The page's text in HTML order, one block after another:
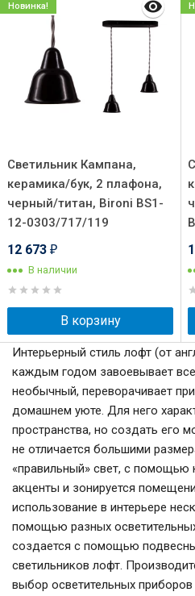
Светильник Кампана,
керамика/бук, 2 плафона,
черный/титан, Bironi BS1-
12-0303/717/119
12 673 ₽
В наличии
В корзину
Новинка!
Интерьерный стиль лофт (от
каждым годом завоевывает
необычный, переворачивает
домашнем уюте. Для него
пространства, но создать его
не отличается большими
«правильный» свет, с помощью
акценты и зонируется
использование в интерьере
помощью разных
создается с помощью
светильников лофт.
выбор осветительных